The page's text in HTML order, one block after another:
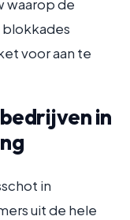
waarop de
blokkades
voor aan te
in
in
uit de hele